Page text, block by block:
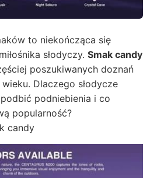
to niekończąca się
słodyczy. Smak candy
poszukiwanych doznań
Dlaczego słodycze
podniebienia i co
popularność?
candy